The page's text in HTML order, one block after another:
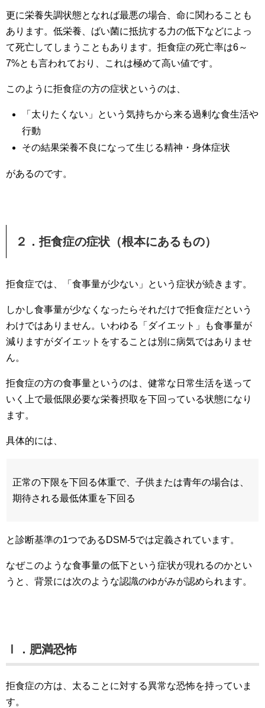
更に栄養失調状態となれば最悪の場合、命に関わることも
あります。低栄養、ばい菌に抵抗する力の低下などによっ
て死亡してしまうこともあります。拒食症の死亡率は6～
7%とも言われており、これは極めて高い値です。
このように拒食症の方の症状というのは、
「太りたくない」という気持ちから来る過剰な食生活や
行動
その結果栄養不良になって生じる精神・身体症状
があるのです。
２．拒食症の症状（根本にあるもの）
拒食症では、「食事量が少ない」という症状が続きます。
しかし食事量が少なくなったらそれだけで拒食症だという
わけではありません。いわゆる「ダイエット」も食事量が
減りますがダイエットをすることは別に病気ではありませ
ん。
拒食症の方の食事量というのは、健常な日常生活を送って
いく上で最低限必要な栄養摂取を下回っている状態になり
ます。
具体的には、
正常の下限を下回る体重で、子供または青年の場合は、
期待される最低体重を下回る
と診断基準の1つであるDSM-5では定義されています。
なぜこのような食事量の低下という症状が現れるのかとい
うと、背景には次のような認識のゆがみが認められます。
Ⅰ．肥満恐怖
拒食症の方は、太ることに対する異常な恐怖を持っていま
す。